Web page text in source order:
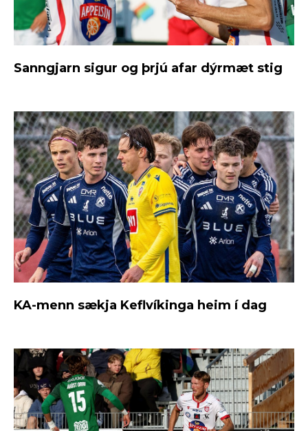
Sanngjarn sigur og þrjú afar dýrmæt stig
KA-menn sækja Keflvíkinga heim í dag